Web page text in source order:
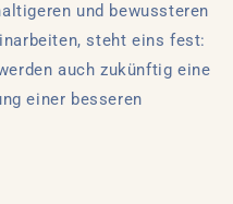
und bewussteren
steht eins fest:
auch zukünftig eine
einer besseren